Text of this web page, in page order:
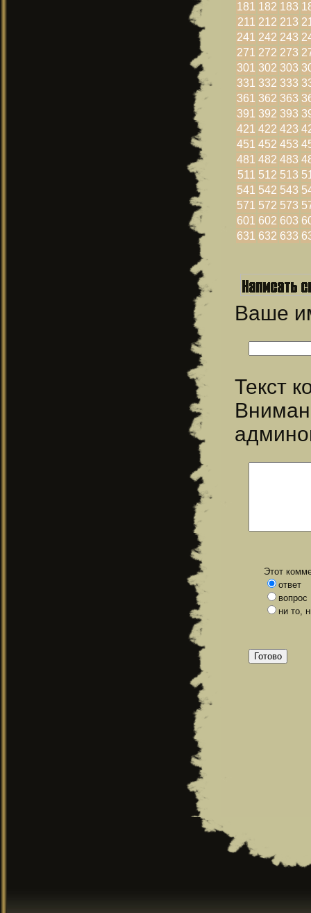
181 182 183
211 212 213
241 242 243
271 272 273
301 302 303
331 332 333
361 362 363
391 392 393
421 422 423
451 452 453
481 482 483
511 512 513
541 542 543
571 572 573
601 602 603
631 632 633
Ваше
Текст
Этот
ответ
вопрос
ни то,